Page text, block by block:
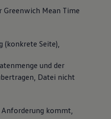
Mean Time
(konkrete Seite),
und der
Datei nicht
kommt,